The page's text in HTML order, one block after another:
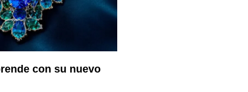
con su nuevo